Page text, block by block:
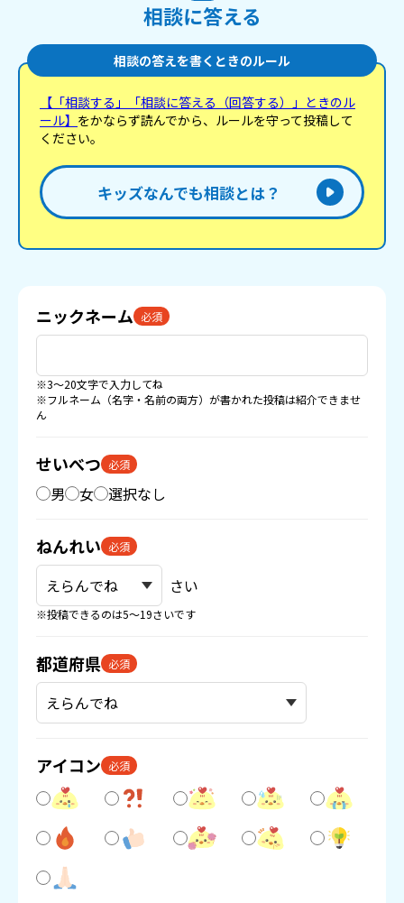
相談に答える
相談の答えを書くときのルール
【「相談する」「相談に答える（回答する）」ときのル
ール】 をかならず読んでから、ルールを守って投稿して
ください。
キッズなんでも相談とは？
ニックネーム 必須
※3〜20文字で入力してね
※フルネーム（名字・名前の両方）が書かれた投稿は紹介できませ
ん
せいべつ 必須
男 女 選択なし
ねんれい 必須
さい
※投稿できるのは5〜19さいです
都道府県 必須
アイコン 必須